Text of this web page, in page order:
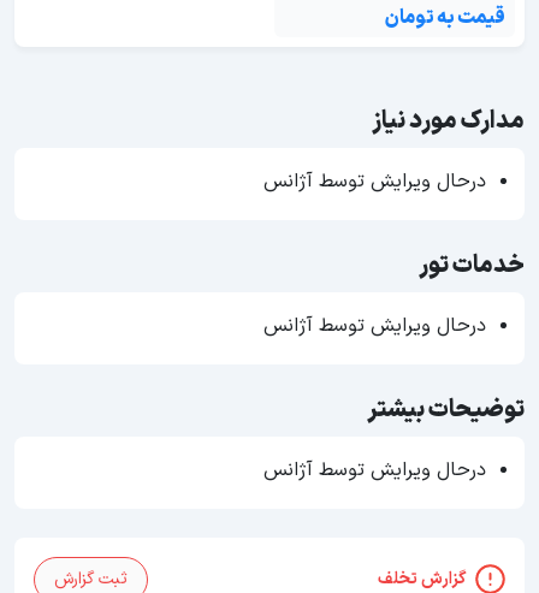
قیمت به تومان
مدارک مورد نیاز
درحال ویرایش توسط آژانس
خدمات تور
درحال ویرایش توسط آژانس
توضیحات بیشتر
درحال ویرایش توسط آژانس
گزارش تخلف ثبت گزارش